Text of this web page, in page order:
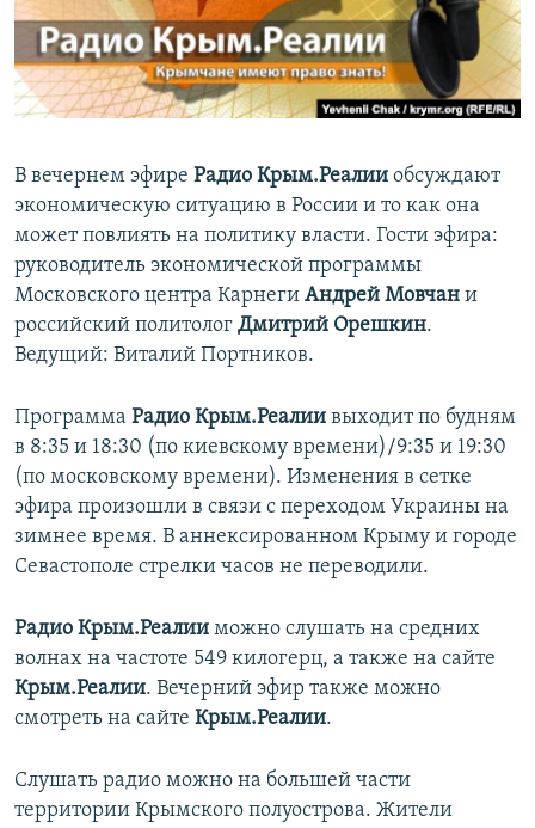
ПОБЕДИТЕЛЕЙ НЕ СУДЯТ?
КРЫМ.НЕПОКОРЕННЫЙ
ELIFBE
ПРИСОЕДИНЯЙТЕСЬ!
Все сайты RFE/RL
В вечернем эфире Радио Крым.Реалии обсуждают
экономическую ситуацию в России и то как она
может повлиять на политику власти. Гости эфира:
руководитель экономической программы
Московского центра Карнеги Андрей Мовчан и
российский политолог Дмитрий Орешкин.
Ведущий: Виталий Портников.
Программа Радио Крым.Реалии выходит по будням
в 8:35 и 18:30 (по киевскому времени)/9:35 и 19:30
(по московскому времени). Изменения в сетке
эфира произошли в связи с переходом Украины на
зимнее время. В аннексированном Крыму и городе
Севастополе стрелки часов не переводили.
Радио Крым.Реалии можно слушать на средних
волнах на частоте 549 килогерц, а также на сайте
Крым.Реалии. Вечерний эфир также можно
смотреть на сайте Крым.Реалии.
Слушать радио можно на большей части
территории Крымского полуострова. Жители